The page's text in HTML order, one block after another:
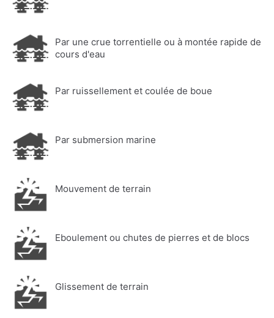
Par une crue torrentielle ou à montée rapide de
cours d'eau
Par ruissellement et coulée de boue
Par submersion marine
Mouvement de terrain
Eboulement ou chutes de pierres et de blocs
Glissement de terrain